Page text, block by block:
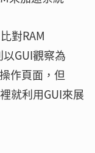
對RAM
GUI觀察為
作頁面，但
就利用GUI來展